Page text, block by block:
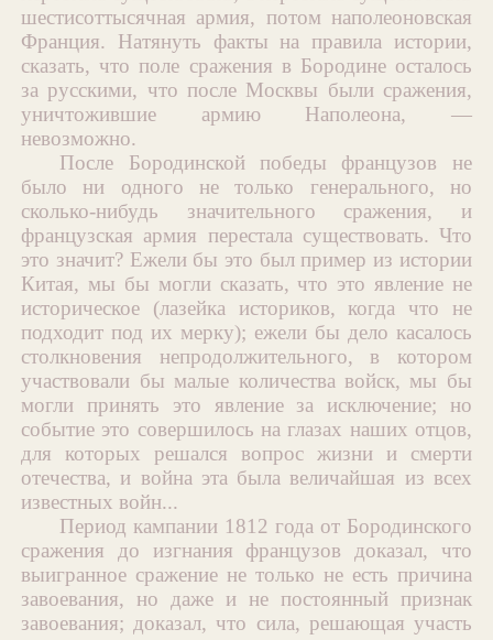
шестисоттысячная армия, потом наполеоновская
Франция. Натянуть факты на правила истории,
сказать, что поле сражения в Бородине осталось
за русскими, что после Москвы были сражения,
уничтожившие армию Наполеона, —
невозможно.
После Бородинской победы французов не
было ни одного не только генерального, но
сколько-нибудь значительного сражения, и
французская армия перестала существовать. Что
это значит? Ежели бы это был пример из истории
Китая, мы бы могли сказать, что это явление не
историческое (лазейка историков, когда что не
подходит под их мерку); ежели бы дело касалось
столкновения непродолжительного, в котором
участвовали бы малые количества войск, мы бы
могли принять это явление за исключение; но
событие это совершилось на глазах наших отцов,
для которых решался вопрос жизни и смерти
отечества, и война эта была величайшая из всех
известных войн...
Период кампании 1812 года от Бородинского
сражения до изгнания французов доказал, что
выигранное сражение не только не есть причина
завоевания, но даже и не постоянный признак
завоевания; доказал, что сила, решающая участь